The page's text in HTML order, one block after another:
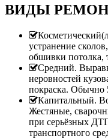
ВИДЫ
устранение
обшивки потолка,
Средний.
неровностей
покраска. Обычно
Капитальный.
Жестяные,
при серьёзных
транспортного